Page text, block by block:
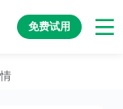
免费试用